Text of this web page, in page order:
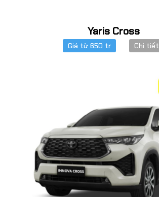
Yaris Cross
Giá từ 650 tr Chi tiết